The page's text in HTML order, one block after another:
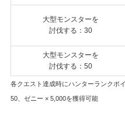
大型モンスターを
討伐する：30
大型モンスターを
討伐する：50
各クエスト達成時にハンターランクポ
50、ゼニー × 5,000を獲得可能